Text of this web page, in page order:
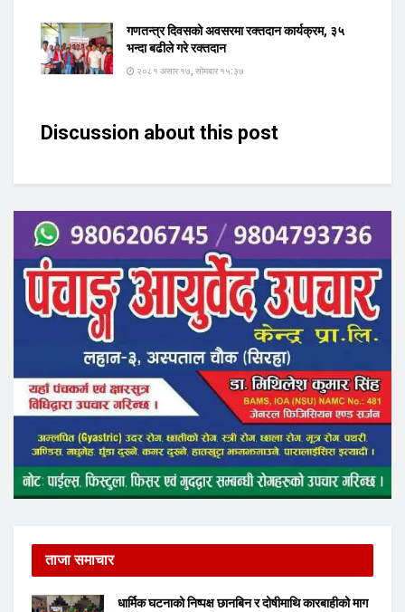
गणतन्त्र दिवसको अवसरमा रक्तदान कार्यक्रम, ३५
भन्दा बढीले गरे रक्तदान
२०८१ असार १७, सोमबार १५:३७
Discussion about this post
ताजा समाचार
धार्मिक घटनाको निष्पक्ष छानबिन र दोषीमाथि कारबाहीको माग